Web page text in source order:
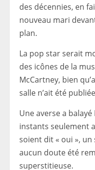
des décennies, en
nouveau mari
plan.
La pop star serait
des icônes de la
McCartney, bien
salle n’ait été
Une averse a
instants seulement
soient dit « oui »,
aucun doute été
superstitieuse.